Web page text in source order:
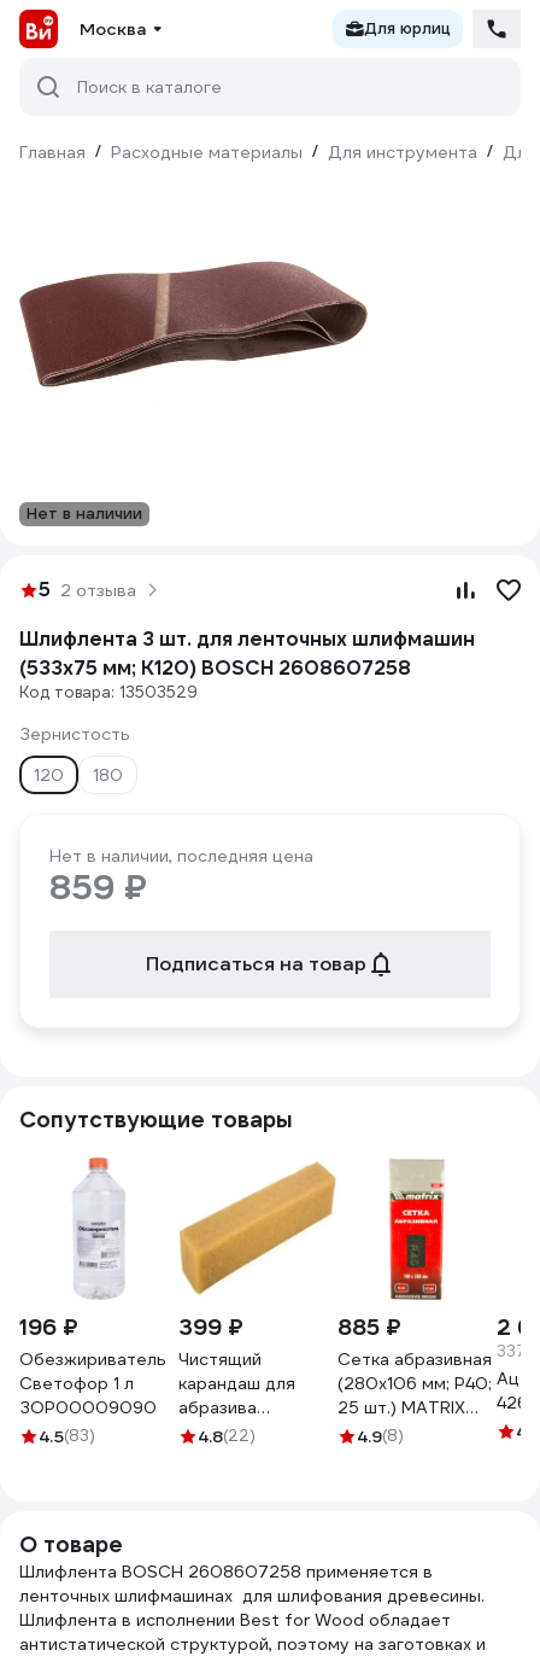
Москва Для юрлиц
Поиск в каталоге
Главная / Расходные материалы / Для инструмента / Для
Нет в наличии
5 2 отзыва
Шлифлента 3 шт. для ленточных шлифмашин
(533х75 мм; К120) BOSCH 2608607258
Код товара: 13503529
Зернистость
120
180
Нет в наличии, последняя цена
859 ₽
Подписаться на товар
Сопутствующие товары
196 ₽
Обезжириватель
Светофор 1 л
ЗОР00009090
4.5(83)
399 ₽
Чистящий
карандаш для
абразива
(шлифленты,
4.8(22)
885 ₽
Сетка абразивная
(280х106 мм; P40;
25 шт.) MATRIX
75164
4.9(8)
2
4.8
О товаре
Шлифлента BOSCH 2608607258 применяется в
ленточных шлифмашинах для шлифования древесины.
Шлифлента в исполнении Best for Wood обладает
антистатической структурой, поэтому на заготовках и